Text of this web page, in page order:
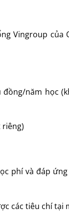
Vingroup của
năm học
riêng)
phí và đáp
các tiêu chí tại